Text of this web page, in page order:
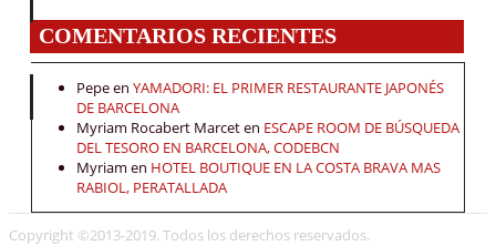
COMENTARIOS RECIENTES
Pepeen YAMADORI: EL PRIMER RESTAURANTE JAPONÉS
DE BARCELONA
Myriam Rocabert Marceten ESCAPE ROOM DE BÚSQUEDA
DEL TESORO EN BARCELONA, CODEBCN
Myriam en HOTEL BOUTIQUE EN LA COSTA BRAVA MAS
RABIOL, PERATALLADA
Copyright ©2013-2019. Todos los derechos reservados.